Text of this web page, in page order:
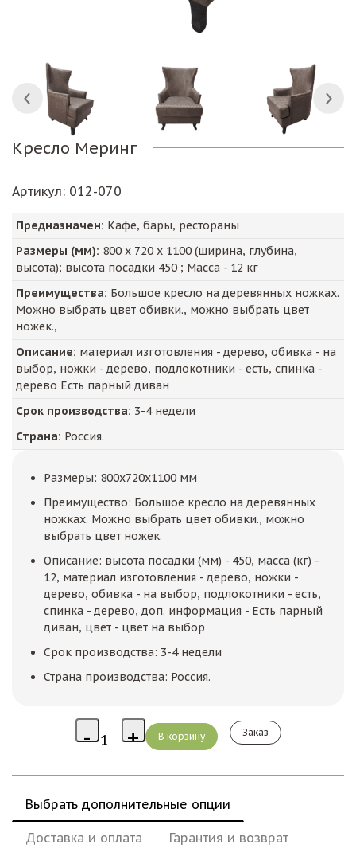
Кресло Меринг
Артикул: 012-070
Предназначен: Кафе, бары, рестораны
Размеры (мм): 800 х 720 х 1100 (ширина, глубина,
высота); высота посадки 450 ; Масса - 12 кг
Преимущества: Большое кресло на деревянных ножках.
Можно выбрать цвет обивки., можно выбрать цвет
ножек.,
Описание: материал изготовления - дерево, обивка - на
выбор, ножки - дерево, подлокотники - есть, спинка -
дерево Есть парный диван
Срок производства: 3-4 недели
Страна: Россия.
Размеры: 800x720x1100 мм
Преимущество: Большое кресло на деревянных
ножках. Можно выбрать цвет обивки., можно
выбрать цвет ножек.
Описание: высота посадки (мм) - 450, масса (кг) -
12, материал изготовления - дерево, ножки -
дерево, обивка - на выбор, подлокотники - есть,
спинка - дерево, доп. информация - Есть парный
диван, цвет - цвет на выбор
Срок производства: 3-4 недели
Страна производства: Россия.
Заказ
Выбрать дополнительные опции
Доставка и оплата Гарантия и возврат